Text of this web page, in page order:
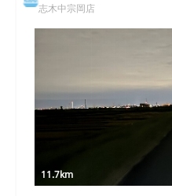
志木中宗岡店
11.7km